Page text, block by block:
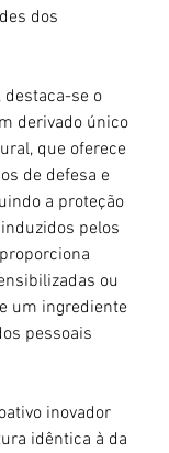
dos
destaca-se o
derivado único
que oferece
de defesa e
a proteção
pelos
ou
um ingrediente
pessoais
inovador
idêntica à da